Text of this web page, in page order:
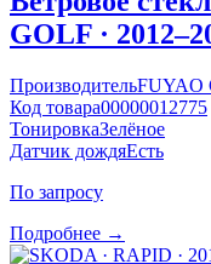
GOLF ·
ПроизводительFUYAO
Код товара00000012775
ТонировкаЗелёное
Датчик дождяЕсть
По запросу
Подробнее →